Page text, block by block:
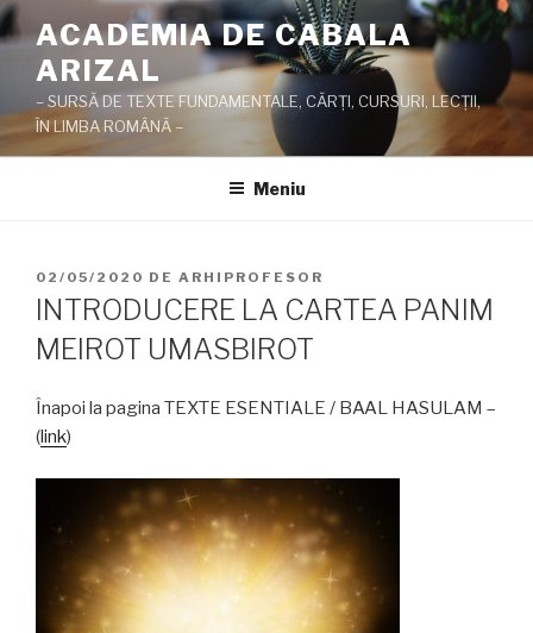
Sari
la
conținut
ACADEMIA DE CABALA
ARIZAL
– SURSĂ DE TEXTE FUNDAMENTALE, CĂRŢI, CURSURI, LECŢII,
ÎN LIMBA ROMÂNĂ –
Meniu
PUBLICAT
PE
02/05/2020 DE ARHIPROFESOR
INTRODUCERE LA CARTEA PANIM
MEIROT UMASBIROT
Înapoi la pagina TEXTE ESENTIALE / BAAL HASULAM –
(link)